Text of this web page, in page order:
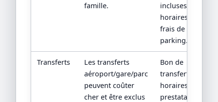
famille.
incluses,
horaires et
frais de
parking.
Transferts
Les transferts
aéroport/gare/parc
peuvent coûter
cher et être exclus
Bon de
transfert,
horaires,
prestataire